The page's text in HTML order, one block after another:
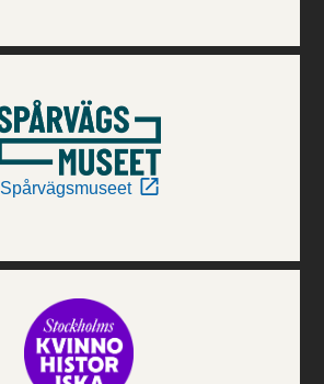
Spårvägsmuseet